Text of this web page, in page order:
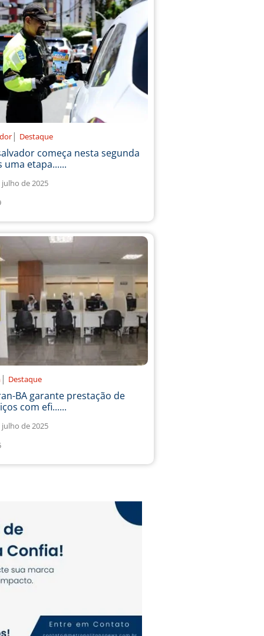
| Destaque
começa nesta segunda
uma etapa......
julho de 2025
| Destaque
BA garante prestação de
com efi......
julho de 2025